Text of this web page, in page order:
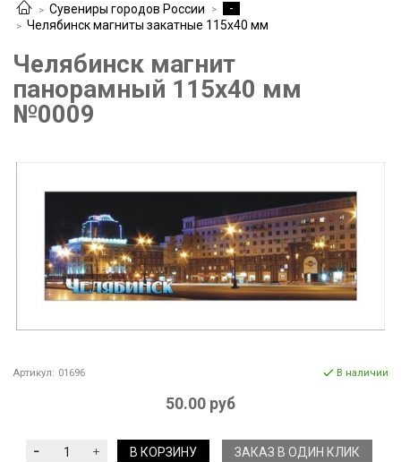
Сувениры городов России
-
Челябинск магниты закатные 115х40 мм
Челябинск магнит
панорамный 115х40 мм
№0009
Артикул: 01696 В наличии
50.00 руб
В КОРЗИНУ ЗАКАЗ В ОДИН КЛИК